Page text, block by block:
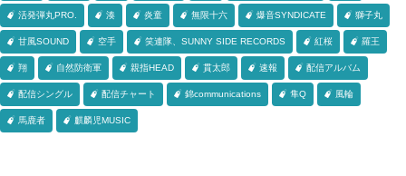
活発弾丸PRO. 湊 炎童 無限十六 爆音SYNDICATE 獅子丸
甘風SOUND 空手 笑連隊、SUNNY SIDE RECORDS 紅桜 羅王
翔 自然防衛軍 親指HEAD 貫太郎 速報 配信アルバム
配信シングル 配信チャート 錦communications 隼Q 風輪
馬鹿者 麒麟児MUSIC